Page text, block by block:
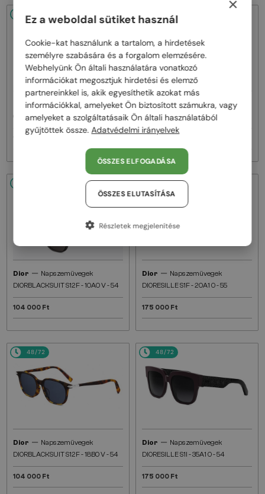
48/72
Dior—Napszemüvegek
CDIOR S1F - 35A0 D - 56
48/72
Dior—Napszemüvegek
DIORB23 S4I - 64A0 V - 56
Dior — Napszemüvegek
DIORBLACKSUIT S12F - 10A0 V - 54
104 000 Ft
48/72
Dior — Napszemüvegek
DIORESILLE S1F - 20A1 O - 55
175 000 Ft
48/72
Dior — Napszemüvegek
DIORBLACKSUIT S12F - 18B0 V - 54
104 000 Ft
48/72
Dior — Napszemüvegek
DIORESILLE S1I - 35A1 O - 54
175 000 Ft
×
Ez a weboldal sütiket használ
Cookie-kat használunk a tartalom, a hirdetések
személyre szabására és a forgalom elemzésére.
Webhelyünk Ön általi használatára vonatkozó
információkat megosztjuk hirdetési és elemző
partnereinkkel is, akik egyesíthetik azokat más
információkkal, amelyeket Ön biztosított számukra, vagy
amelyeket a szolgáltatásaik Ön általi használatából
gyűjtöttek össze. Adatvédelmi irányelvek
ÖSSZES ELFOGADÁSA
ÖSSZES ELUTASÍTÁSA
Részletek megjelenítése